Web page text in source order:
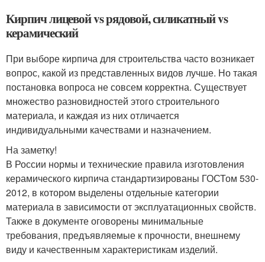
Кирпич лицевой vs рядовой, силикатный vs
керамический
При выборе кирпича для строительства часто возникает
вопрос, какой из представленных видов лучше. Но такая
постановка вопроса не совсем корректна. Существует
множество разновидностей этого строительного
материала, и каждая из них отличается
индивидуальными качествами и назначением.
На заметку!
В России нормы и технические правила изготовления
керамического кирпича стандартизированы ГОСТом 530-
2012, в котором выделены отдельные категории
материала в зависимости от эксплуатационных свойств.
Также в документе оговорены минимальные
требования, предъявляемые к прочности, внешнему
виду и качественным характеристикам изделий.